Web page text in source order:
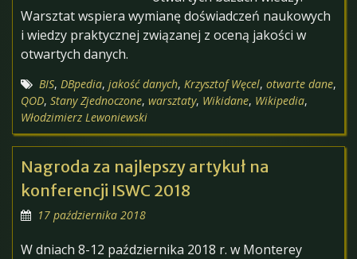
Warsztat wspiera wymianę doświadczeń naukowych
i wiedzy praktycznej związanej z oceną jakości w
otwartych danych.
BIS, DBpedia, jakość danych, Krzysztof Węcel, otwarte dane,
QOD, Stany Zjednoczone, warsztaty, Wikidane, Wikipedia,
Włodzimierz Lewoniewski
Nagroda za najlepszy artykuł na
konferencji ISWC 2018
17 października 2018
W dniach 8-12 października 2018 r. w Monterey